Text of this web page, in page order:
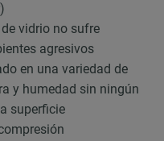
vidrio no sufre
agresivos
en una variedad de
y humedad sin ningún
superficie